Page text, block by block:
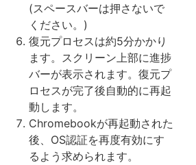
(スペースバーは押さないで
ください。)
復元プロセスは約5分かかり
ます。スクリーン上部に進捗
バーが表示されます。復元プ
ロセスが完了後自動的に再起
動します。
Chromebookが再起動された
後、OS認証を再度有効にす
るよう求められます。